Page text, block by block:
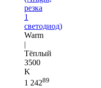
резка
1
светодиод)
Warm
|
Тёплый
3500
K
1 24289